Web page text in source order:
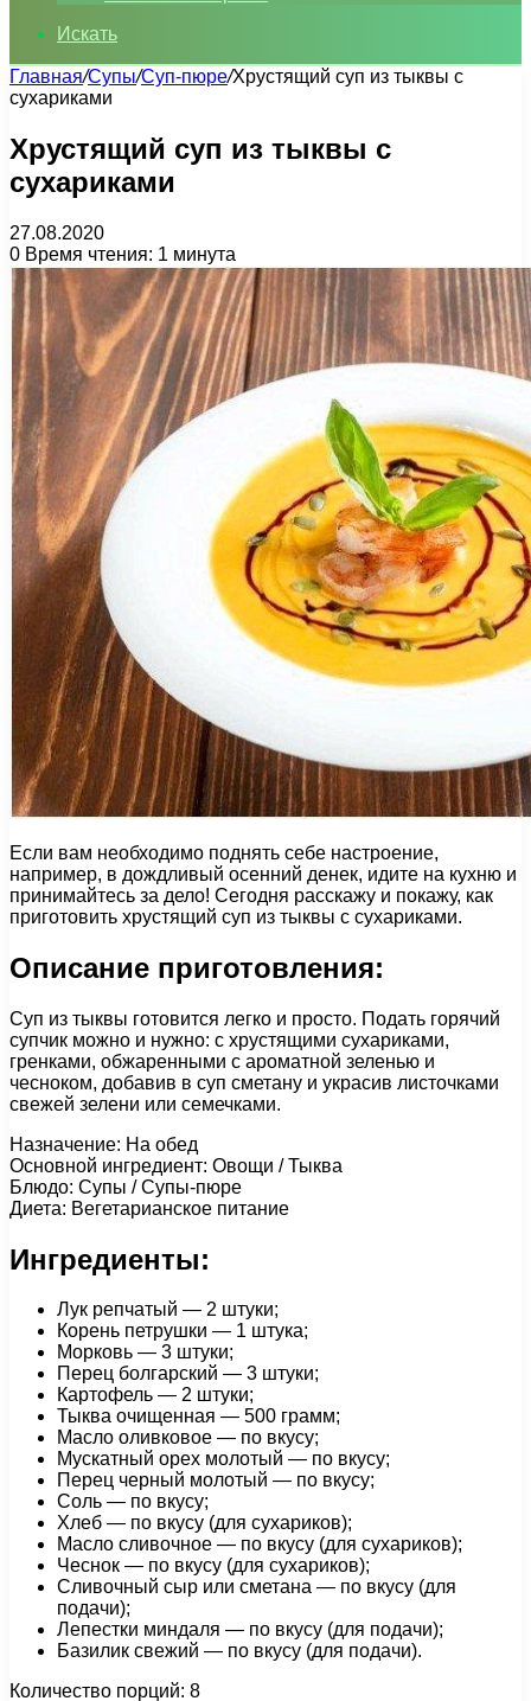
Искать
Главная/Супы/Суп-пюре/Хрустящий суп из тыквы с
сухариками
Хрустящий суп из тыквы с
сухариками
27.08.2020
0 Время чтения: 1 минута
Если вам необходимо поднять себе настроение,
например, в дождливый осенний денек, идите на кухню и
принимайтесь за дело! Сегодня расскажу и покажу, как
приготовить хрустящий суп из тыквы с сухариками.
Описание приготовления:
Суп из тыквы готовится легко и просто. Подать горячий
супчик можно и нужно: с хрустящими сухариками,
гренками, обжаренными с ароматной зеленью и
чесноком, добавив в суп сметану и украсив листочками
свежей зелени или семечками.
Назначение: На обед
Основной ингредиент: Овощи / Тыква
Блюдо: Супы / Супы-пюре
Диета: Вегетарианское питание
Ингредиенты:
Лук репчатый — 2 штуки;
Корень петрушки — 1 штука;
Морковь — 3 штуки;
Перец болгарский — 3 штуки;
Картофель — 2 штуки;
Тыква очищенная — 500 грамм;
Масло оливковое — по вкусу;
Мускатный орех молотый — по вкусу;
Перец черный молотый — по вкусу;
Соль — по вкусу;
Хлеб — по вкусу (для сухариков);
Масло сливочное — по вкусу (для сухариков);
Чеснок — по вкусу (для сухариков);
Сливочный сыр или сметана — по вкусу (для
подачи);
Лепестки миндаля — по вкусу (для подачи);
Базилик свежий — по вкусу (для подачи).
Количество порций: 8